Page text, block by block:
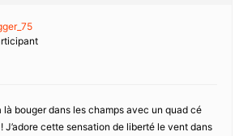
là bouger dans les champs avec un quad cé
J’adore cette sensation de liberté le vent dans